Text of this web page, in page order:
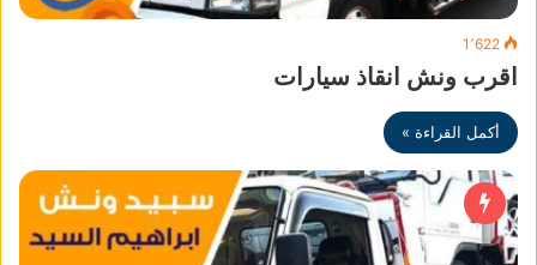
1٬622
اقرب ونش انقاذ سيارات
أكمل القراءة »